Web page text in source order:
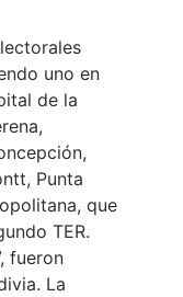
uno en
de la
Punta
que
TER.
fueron
La